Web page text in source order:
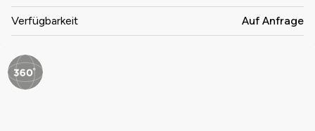
Verfügbarkeit Auf Anfrage